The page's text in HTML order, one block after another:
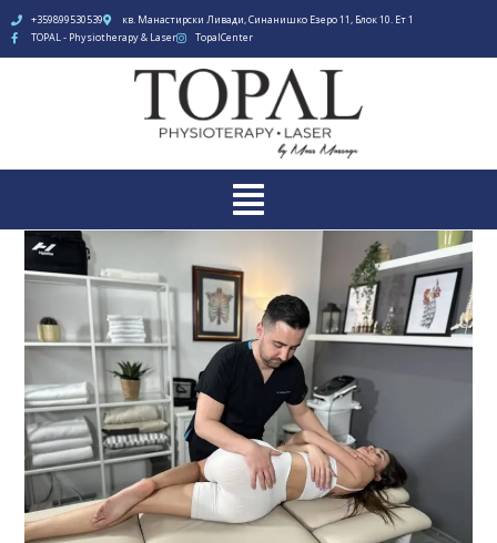
+359899530539
кв. Манастирски Ливади, Синанишко Езеро 11, Блок 10. Ет 1
TOPAL - Physiotherapy & Laser
TopalCenter